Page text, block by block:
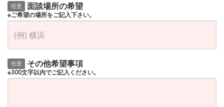
任意 面談場所の希望
※ご希望の場所をご記入下さい。
任意 その他希望事項
※300文字以内でご記入ください。